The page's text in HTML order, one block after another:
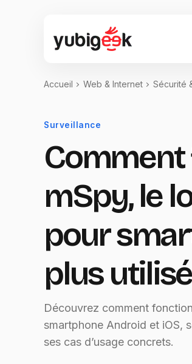
Accueil Web & Internet Sécurité
Surveillance
mSpy, le
pour
plus
Découvrez comment
smartphone Android et iOS,
ses cas d’usage concrets.